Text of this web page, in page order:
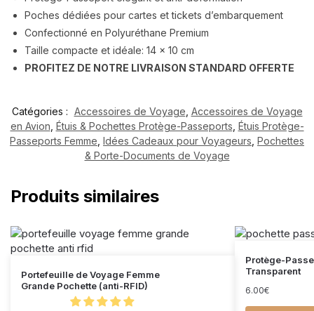
Poches dédiées pour cartes et tickets d’embarquement
Confectionné en Polyuréthane Premium
Taille compacte et idéale: 14 x 10 cm
PROFITEZ DE NOTRE LIVRAISON STANDARD OFFERTE
Catégories : Accessoires de Voyage Accessoires de Voyage
en Avion Étuis & Pochettes Protège-Passeports Étuis Protège-
Passeports Femme Idées Cadeaux pour Voyageurs Pochettes
& Porte-Documents de Voyage
Produits similaires
Portefeuille de Voyage Femme
Grande Pochette (anti-RFID)
Protège-
Transparent
6.00€